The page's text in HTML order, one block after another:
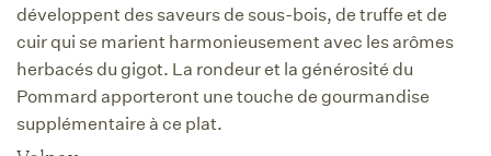
développent des saveurs de sous-bois, de truffe et de
cuir qui se marient harmonieusement avec les arômes
herbacés du gigot. La rondeur et la générosité du
Pommard apporteront une touche de gourmandise
supplémentaire à ce plat.